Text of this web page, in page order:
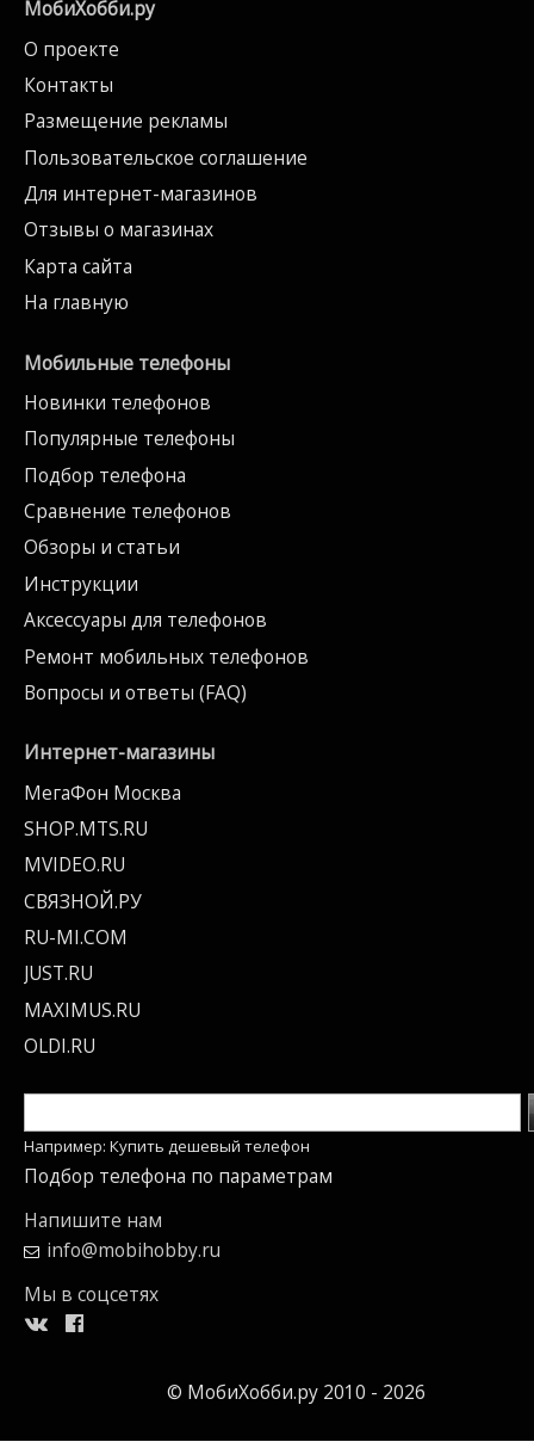
МобиХобби.ру
О проекте
Контакты
Размещение рекламы
Пользовательское соглашение
Для интернет-магазинов
Отзывы о магазинах
Карта сайта
На главную
Мобильные телефоны
Новинки телефонов
Популярные телефоны
Подбор телефона
Сравнение телефонов
Обзоры и статьи
Инструкции
Аксессуары для телефонов
Ремонт мобильных телефонов
Вопросы и ответы (FAQ)
Интернет-магазины
МегаФон Москва
SHOP.MTS.RU
MVIDEO.RU
СВЯЗНОЙ.РУ
RU-MI.COM
JUST.RU
MAXIMUS.RU
OLDI.RU
Например: Купить дешевый телефон
Подбор телефона по параметрам
Напишите нам
info@mobihobby.ru
Мы в соцсетях
© МобиХобби.ру 2010 - 2026